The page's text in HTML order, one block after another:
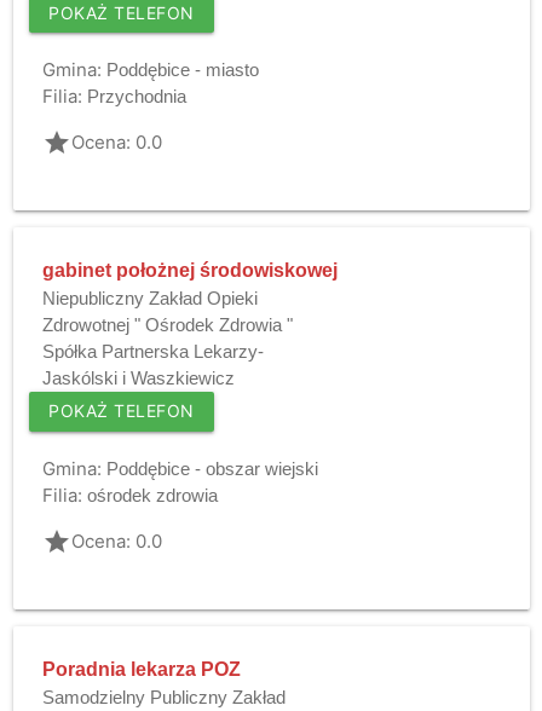
POKAŻ TELEFON
Gmina: Poddębice - miasto
Filia: Przychodnia
gradeOcena: 0.0
gabinet położnej środowiskowej
Niepubliczny Zakład Opieki
Zdrowotnej " Ośrodek Zdrowia "
Spółka Partnerska Lekarzy-
Jaskólski i Waszkiewicz
POKAŻ TELEFON
Gmina: Poddębice - obszar wiejski
Filia: ośrodek zdrowia
gradeOcena: 0.0
Poradnia lekarza POZ
Samodzielny Publiczny Zakład